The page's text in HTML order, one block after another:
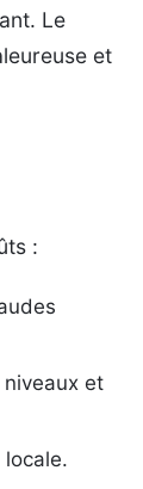
Le
et
:
et